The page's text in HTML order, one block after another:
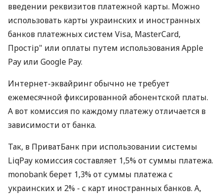
введении реквизитов платежной карты. Можно
использовать карты украинских и иностранных
банков платежных систем Visa, MasterCard,
Простір" или оплаты путем использования Apple
Pay или Google Pay.
Интернет-эквайринг обычно не требует
ежемесячной фиксированной абонентской платы.
А вот комиссия по каждому платежу отличается в
зависимости от банка.
Так, в ПриватБанк при использовании системы
LiqPay комиссия составляет 1,5% от суммы платежа.
monobank берет 1,3% от суммы платежа с
украинских и 2% - с карт иностранных банков. А,